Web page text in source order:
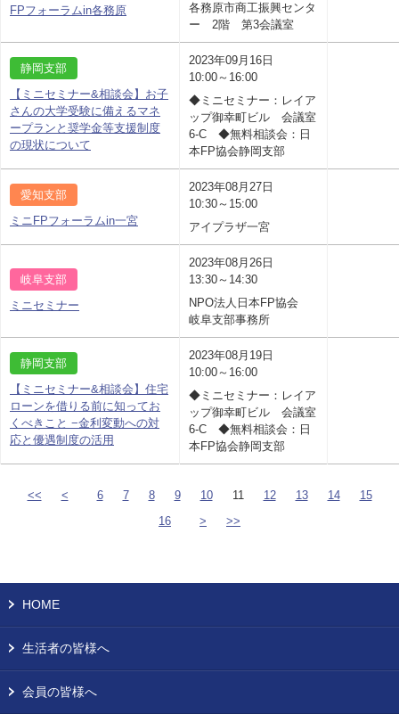
FPフォーラムin各務原
各務原市商工振興センタ
ー 2階 第3会議室
静岡支部
【ミニセミナー&相談会】お子
さんの大学受験に備えるマネ
ープランと奨学金等支援制度
の現状について
2023年09月16日
10:00～16:00
◆ミニセミナー：レイア
ップ御幸町ビル 会議室
6-C ◆無料相談会：日
本FP協会静岡支部
愛知支部
ミニFPフォーラムin一宮
2023年08月27日
10:30～15:00
アイプラザ一宮
岐阜支部
ミニセミナー
2023年08月26日
13:30～14:30
NPO法人日本FP協会
岐阜支部事務所
静岡支部
【ミニセミナー&相談会】住宅
ローンを借りる前に知ってお
くべきこと −金利変動への対
応と優遇制度の活用
2023年08月19日
10:00～16:00
◆ミニセミナー：レイア
ップ御幸町ビル 会議室
6-C ◆無料相談会：日
本FP協会静岡支部
<< < 6 7 8 9 10 11 12 13 14
15
16
> >>
HOME
生活者の皆様へ
会員の皆様へ